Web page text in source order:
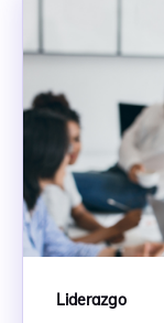
Liderazgo